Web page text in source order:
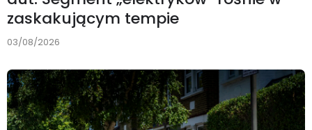
zaskakującym tempie
03/08/2026